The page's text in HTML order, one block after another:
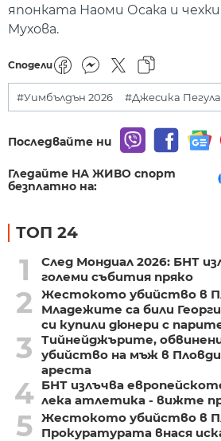
японката Наоми Осака и
Мухова.
Сподели
#Уимбълдън 2026 #Джесика Пегула
Последвайте ни
Гледайте НА ЖИВО спорт
безплатно на:
ТОП 24
1
След Мондиал 2026: БНТ
големи събития пряко
2
Жестокото убийство в
Младежите са били
си купили дюнери с
3
Тийнейджърите,
убийство на мъж в
ареста
4 БНТ излъчва
лека атлетика - вижте
5 Жестокото убийство в
Прокуратурата внася